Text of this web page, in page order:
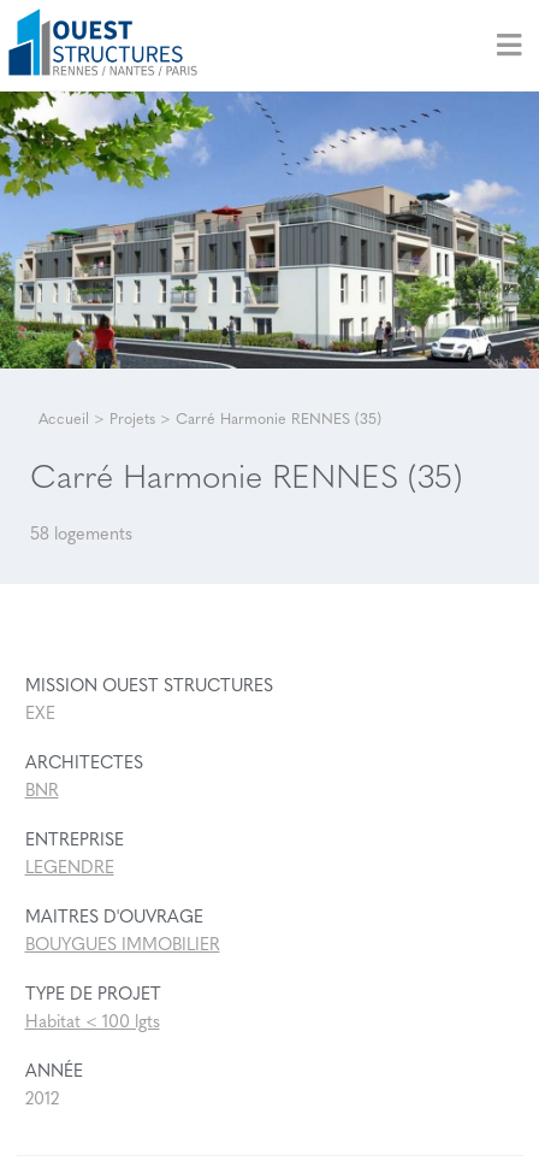
Accueil > Projets > Carré Harmonie RENNES (35)
Carré Harmonie RENNES (35)
58 logements
MISSION OUEST STRUCTURES
EXE
ARCHITECTES
BNR
ENTREPRISE
LEGENDRE
MAITRES D'OUVRAGE
BOUYGUES IMMOBILIER
TYPE DE PROJET
Habitat < 100 lgts
ANNÉE
2012